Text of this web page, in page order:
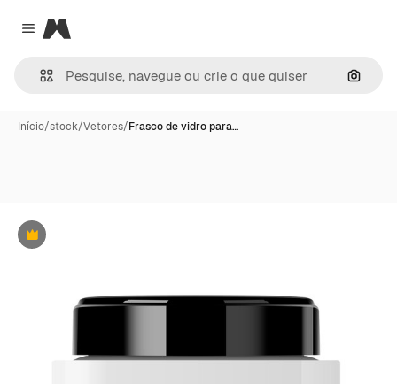
Close menu
Magnific
Início/stock/Vetores/Frasco de vidro para…
Premium